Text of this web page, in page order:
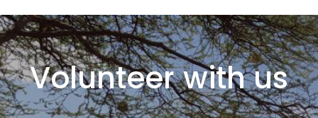
Volunteer with us